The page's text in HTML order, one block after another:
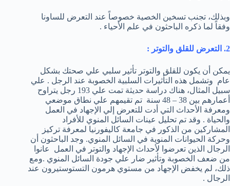
وبذلك، تجنب تسخين الخصية خصوصاً عند التعرض للساونا
وفقاً لما ذكره الباحثون في علم الأحياء .
2. التعرض للقلق والتوتر :
يمكن أن يكون للقلق والتوتر تأثير سلبي علي صحتك بشكل
عام وتشمل هذه التأثيرات السلبية الخصوبة عند الرجل . علي
سبيل المثال، هناك دراسة حديثة تمت علي 193 رجل يتراوح
أعمارهم بين 38 – 48 سنة تم تقيمهم علي نطاق موضعي
ومعرفة الأحداث التي أدت للتعرض إلي الإجهاد في العمل
والحياة . وقد تم تحليل عينات السائل المنوي للأفراد
المشاركين من الذكور في جامعة كاليفورنيا لمعرفة تركيز
وحركة الحيوانات المنوية في السائل المنوي. وجد الباحثون أن
الرجال الذين تعرضوا لأحداث الإجهاد والتوتر في العمل عانوا
من ضعف الخصوبة وتأثير ضار علي جودة السائل المنوي .ومع
ذلك، لم يخفض الإجهاد من مستوي هرمون التستوستيرون عند
الرجال .